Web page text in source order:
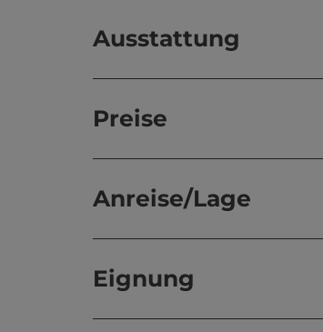
Ausstattung
Preise
Anreise/Lage
Eignung